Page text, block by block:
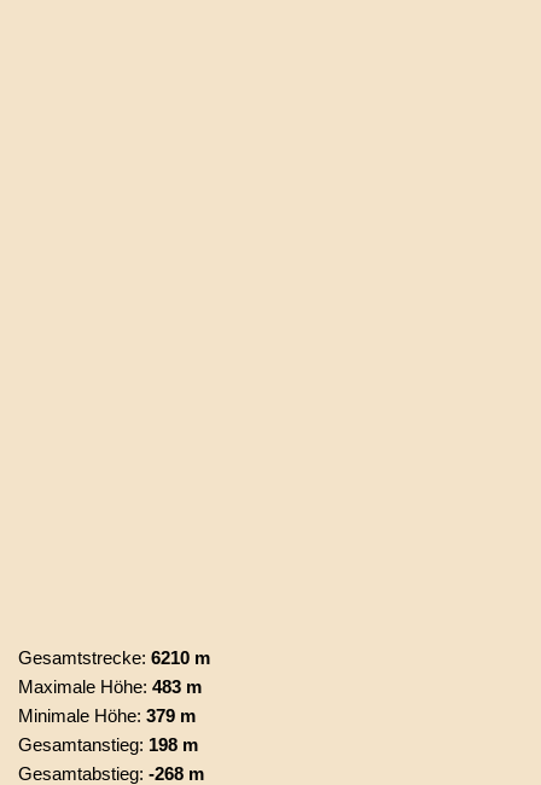
Gesamtstrecke: 6210 m
Maximale Höhe: 483 m
Minimale Höhe: 379 m
Gesamtanstieg: 198 m
Gesamtabstieg: -268 m